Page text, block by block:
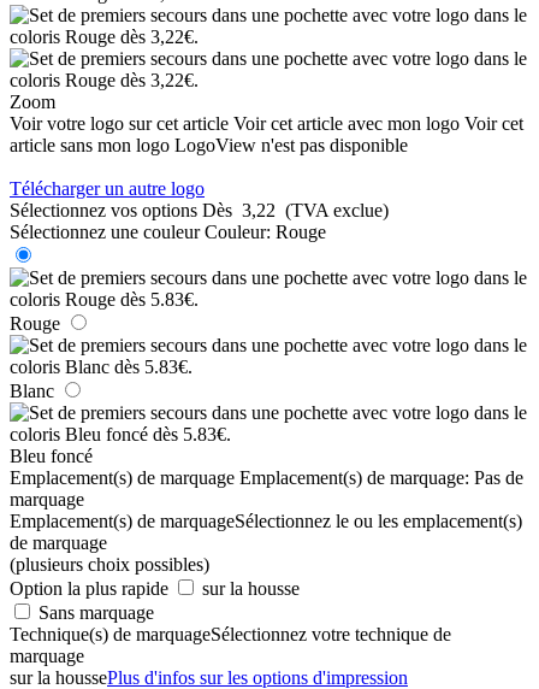
Zoom
Voir votre logo sur cet article Voir cet article avec mon logo Voir cet
article sans mon logo LogoView n'est pas disponible
Télécharger un autre logo
Sélectionnez vos options Dès 3,22 (TVA exclue)
Sélectionnez une couleur Couleur: Rouge
Rouge
Blanc
Bleu foncé
Emplacement(s) de marquage Emplacement(s) de marquage: Pas de
marquage
Emplacement(s) de marquageSélectionnez le ou les emplacement(s)
de marquage
(plusieurs choix possibles)
Option la plus rapide
sur la housse
Sans marquage
Technique(s) de marquageSélectionnez votre technique de
marquage
sur la houssePlus d'infos sur les options d'impression